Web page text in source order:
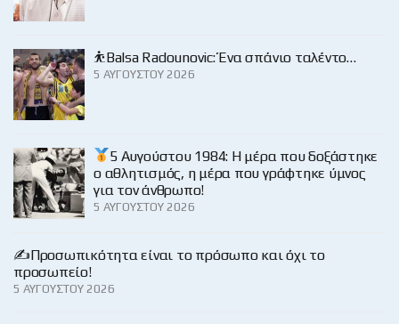
⛹️Balsa Radounovic: Ένα σπάνιο ταλέντο…
5 ΑΥΓΟΎΣΤΟΥ 2026
5 Αυγούστου 1984: Η μέρα που δοξάστηκε
ο αθλητισμός, η μέρα που γράφτηκε ύμνος
για τον άνθρωπο!
5 ΑΥΓΟΎΣΤΟΥ 2026
✍️Προσωπικότητα είναι το πρόσωπο και όχι το
προσωπείο!
5 ΑΥΓΟΎΣΤΟΥ 2026